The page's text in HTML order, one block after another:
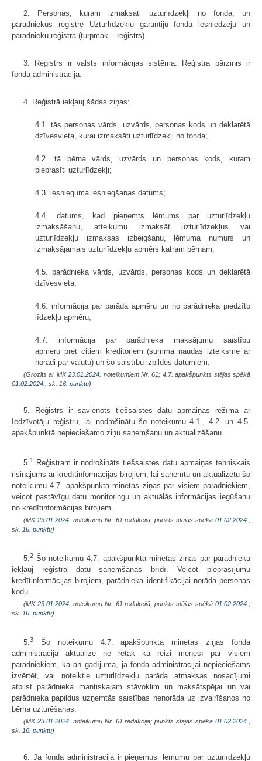
2. Personas, kurām izmaksāti uzturlīdzekļi no fonda, un
parādniekus reģistrē Uzturlīdzekļu garantiju fonda iesniedzēju un
parādnieku reģistrā (turpmāk – reģistrs).
3. Reģistrs ir valsts informācijas sistēma. Reģistra pārzinis ir
fonda administrācija.
4. Reģistrā iekļauj šādas ziņas:
4.1. tās personas vārds, uzvārds, personas kods un deklarētā
dzīvesvieta, kurai izmaksāti uzturlīdzekļi no fonda;
4.2. tā bērna vārds, uzvārds un personas kods, kuram
pieprasīti uzturlīdzekļi;
4.3. iesnieguma iesniegšanas datums;
4.4. datums, kad pieņemts lēmums par uzturlīdzekļu
izmaksāšanu, atteikumu izmaksāt uzturlīdzekļus vai
uzturlīdzekļu izmaksas izbeigšanu, lēmuma numurs un
izmaksājamais uzturlīdzekļu apmērs katram bērnam;
4.5. parādnieka vārds, uzvārds, personas kods un deklarētā
dzīvesvieta;
4.6. informācija par parāda apmēru un no parādnieka piedzīto
līdzekļu apmēru;
4.7. informācija par parādnieka maksājumu saistību
apmēru pret citiem kreditoriem (summa naudas izteiksmē ar
norādi par valūtu) un šo saistību izpildes datumiem.
(Grozīts ar MK23.01.2024. noteikumiem Nr. 61; 4.7. apakšpunkts stājas spēkā
01.02.2024.
, sk. 16. punktu)
5. Reģistrs ir savienots tiešsaistes datu apmaiņas režīmā ar
Iedzīvotāju reģistru, lai nodrošinātu šo noteikumu 4.1., 4.2. un 4.5.
apakšpunktā nepieciešamo ziņu saņemšanu un aktualizēšanu.
5.1
Reģistram ir nodrošināts tiešsaistes datu apmaiņas tehniskais
risinājums ar kredītinformācijas birojiem, lai saņemtu un aktualizētu šo
noteikumu 4.7. apakšpunktā minētās ziņas par visiem parādniekiem,
veicot pastāvīgu datu monitoringu un aktuālās informācijas iegūšanu
no kredītinformācijas birojiem.
(MK 23.01.2024. noteikumu Nr. 61 redakcijā; punkts stājas spēkā01.02.2024.
sk. 16. punktu)
5. 2 Šo noteikumu 4.7. apakšpunktā minētās ziņas par parādnieku
iekļauj reģistrā datu saņemšanas brīdī. Veicot pieprasījumu
kredītinformācijas birojiem, parādnieka identifikācijai norāda personas
kodu.
(MK 23.01.2024. noteikumu Nr. 61 redakcijā; punkts stājas spēkā01.02.2024.
sk. 16. punktu)
5.3
Šo noteikumu 4.7. apakšpunktā minētās ziņas fonda
administrācija aktualizē ne retāk kā reizi mēnesī par visiem
parādniekiem, kā arī gadījumā, ja fonda administrācijai nepieciešams
izvērtēt, vai noteiktie uzturlīdzekļu parāda atmaksas nosacījumi
atbilst parādnieka mantiskajam stāvoklim un maksātspējai un vai
parādnieka papildus uzņemtās saistības nenorāda uz izvairīšanos no
bērna uzturēšanas.
(MK 23.01.2024. noteikumu Nr. 61 redakcijā; punkts stājas spēkā01.02.2024.
sk. 16. punktu)
6. Ja fonda administrācija ir pieņēmusi lēmumu par uzturlīdzekļu